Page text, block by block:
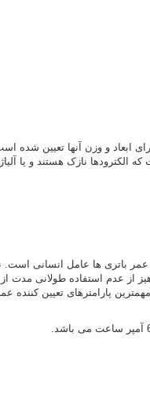
ابعاد و وزن آنها تعیین شده
الکترودها نازک هستند و یا
باتری ها عامل انسانی است.
از عدم استفاده طولانی مدت از
پارامترهای تعیین کننده